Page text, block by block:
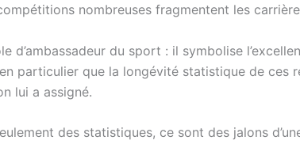
nombreuses fragmentent les
d’ambassadeur du sport : il symbolise
particulier que la longévité statistique de ces
lui a assigné.
des statistiques, ce sont des jalons